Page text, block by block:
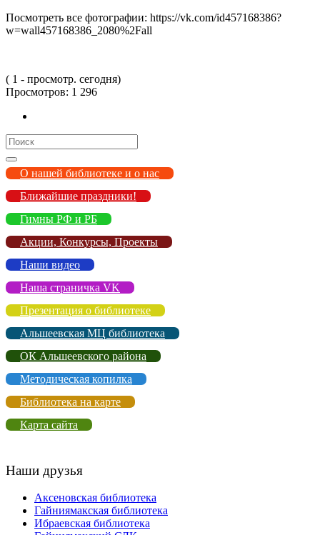
Посмотреть все фотографии: https://vk.com/id457168386?
w=wall457168386_2080%2Fall
( 1 - просмотр. сегодня)
Просмотров: 1 296
Search
for:
О нашей библиотеке и о нас
Ближайшие праздники!
Гимны РФ и РБ
Акции, Конкурсы, Проекты
Наши видео
Наша страничка VK
Презентация о библиотеке
Альшеевская МЦ библиотека
ОК Альшеевского района
Методическая копилка
Библиотека на карте
Карта сайта
Наши друзья
Аксеновская библиотека
Гайниямакская библиотека
Ибраевская библиотека